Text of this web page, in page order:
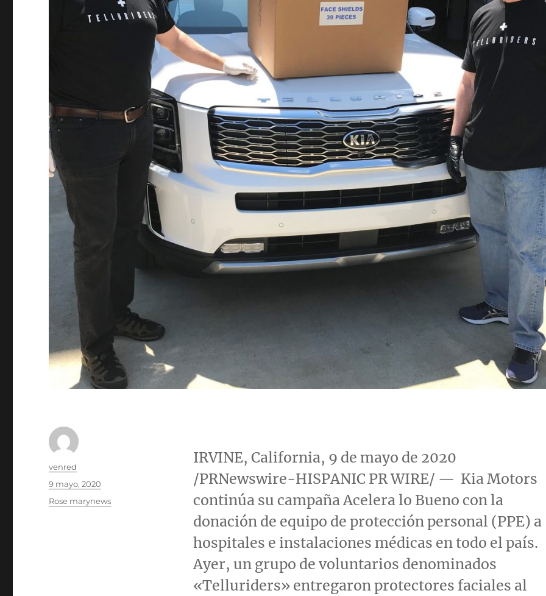
IRVINE, California, 9 de mayo de 2020
/PRNewswire-HISPANIC PR WIRE/ — Kia Motors
continúa su campaña Acelera lo Bueno con la
donación de equipo de protección personal (PPE) a
hospitales e instalaciones médicas en todo el país.
Ayer, un grupo de voluntarios denominados
«Telluriders» entregaron protectores faciales al
Autor
venred
Publicado
el
9 mayo, 2020
Categorías
Rose marynews